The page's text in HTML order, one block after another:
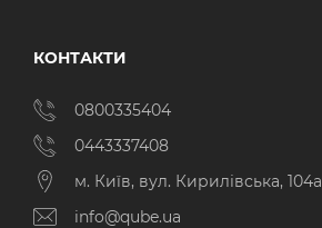
КОНТАКТИ
0800335404
0443337408
м. Київ, вул. Кирилівська, 104а
info@qube.ua